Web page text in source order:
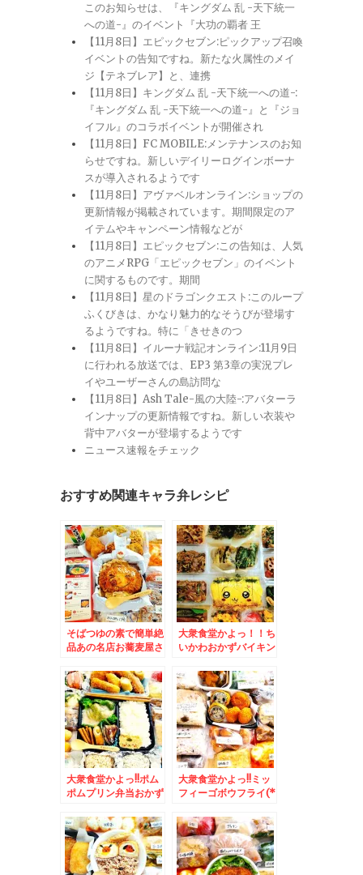
このお知らせは、『キングダム 乱 -天下統一
への道-』のイベント『大功の覇者 王
【11月8日】エピックセブン:ピックアップ召喚
イベントの告知ですね。新たな火属性のメイ
ジ【テネブレア】と、連携
【11月8日】キングダム 乱 -天下統一への道-:
『キングダム 乱 -天下統一への道-』と『ジョ
イフル』のコラボイベントが開催され
【11月8日】FC MOBILE:メンテナンスのお知
らせですね。新しいデイリーログインボーナ
スが導入されるようです
【11月8日】アヴァベルオンライン:ショップの
更新情報が掲載されています。期間限定のア
イテムやキャンペーン情報などが
【11月8日】エピックセブン:この告知は、人気
のアニメRPG「エピックセブン」のイベント
に関するものです。期間
【11月8日】星のドラゴンクエスト:このループ
ふくびきは、かなり魅力的なそうびが登場す
るようですね。特に「きせきのつ
【11月8日】イルーナ戦記オンライン:11月9日
に行われる放送では、EP3 第3章の実況プレ
イやユーザーさんの島訪問な
【11月8日】Ash Tale-風の大陸-:アバターラ
インナップの更新情報ですね。新しい衣装や
背中アバターが登場するようです
ニュース速報をチェック
おすすめ関連キャラ弁レシピ
そばつゆの素で簡単絶
品あの名店お蕎麦屋さ
きちゃう～(*´艸`*)＆
おかずバイキング弁
当！！
大衆食堂かよっ！！ち
いかわおかずバイキン
千歳店さんの「野菜天
ぷら定食」と外せない
絶品「塩辛」店舗限定
(*´艸`*)
大衆食堂かよっ!!ポム
ポムプリン弁当おかず
しいフローズンアイス
(*´艸`*)メロン味なぜ
かカップ2個(・・?
大衆食堂かよっ!!ミッ
フィーゴボウフライ(*
グ♪＆士幌町生産者還
元用ポテトチップス」
「塩味」「のり塩味」
「コンソメ味」 ポテ